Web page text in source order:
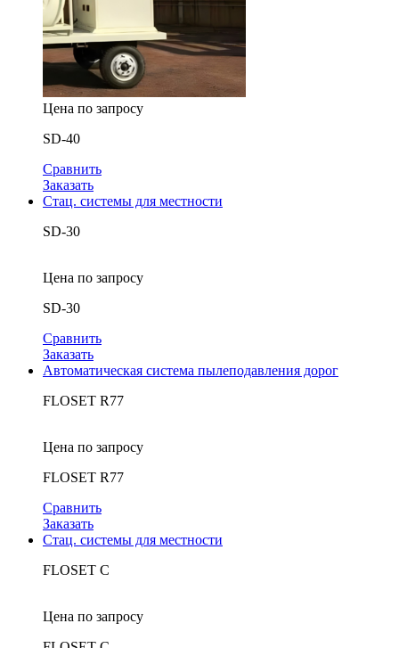
Цена по запросу
SD-40
Сравнить
Заказать
Стац. системы для местности
SD-30
Цена по запросу
SD-30
Сравнить
Заказать
Автоматическая система пылеподавления дорог
FLOSET R77
Цена по запросу
FLOSET R77
Сравнить
Заказать
Стац. системы для местности
FLOSET С
Цена по запросу